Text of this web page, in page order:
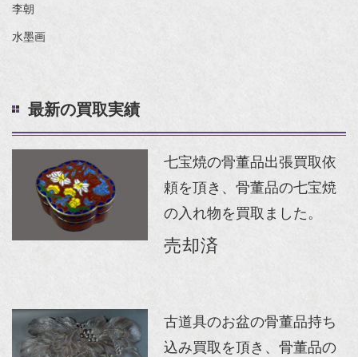
李朝
水墨画
最新の買取実績
七宝焼の骨董品出張買取依
頼を頂き、骨董品の七宝焼
の入れ物を買取ました。
売却済
古道具のお盆の骨董品持ち
込み買取を頂き、骨董品の